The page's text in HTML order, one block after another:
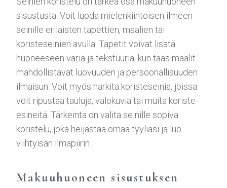
sisustusta. Voit luoda mielenkiintoisen ilmeen
seinille erilaisten tapettien, maalien tai
koristeseinien avulla. Tapetit voivat lisätä
huoneeseen väriä ja tekstuuria, kun taas maalit
mahdollistavat luovuuden ja persoonallisuuden
ilmaisun. Voit myös harkita koristeseiniä, joissa
voit ripustaa tauluja, valokuvia tai muita koriste-
esineitä. Tärkeintä on valita seinille sopiva
koristelu, joka heijastaa omaa tyyliäsi ja luo
viihtyisän ilmapiirin.
Makuuhuoneen sisustuksen